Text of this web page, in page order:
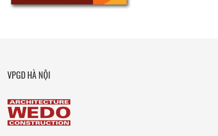
VPGD HÀ NỘI